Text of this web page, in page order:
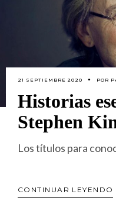
21 SEPTIEMBRE 2020 POR
Historias
Stephen
Los títulos para
CONTINUAR LEYENDO